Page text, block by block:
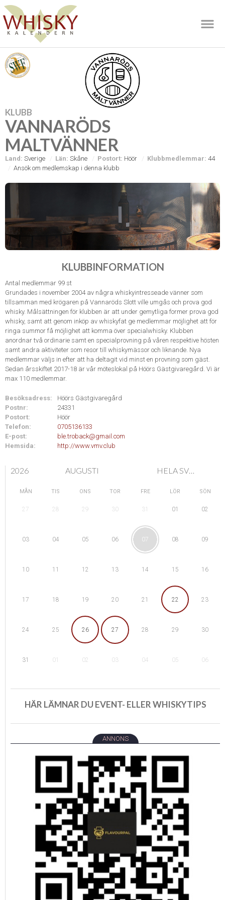
KLUBB
VANNARÖDS
MALTVÄNNER
Land: Sverige Län: Skåne Postort: Höör Klubbmedlemmar: 44
Ansök om medlemskap i denna klubb
KLUBBINFORMATION
Antal medlemmar 99 st
Grundades i november 2004 av några whiskyintresseade vänner som
tillsamman med krögaren på Vannaröds Slott ville umgås och prova god
whisky. Målsättningen för klubben är att under gemytliga former prova god
whisky, samt att genom inköp av whiskyfat ge medlemmar möjlighet att för
ringa summor få möjlighet att komma över specialwhisky. Klubben
anordnar två ordinarie samt en specialprovning på våren respektive hösten
samt andra aktiviteter som resor till whiskymässor och liknande. Nya
medlemmar väljs in efter att ha deltagit vid minst en provning som gäst.
Sedan årsskiftet 2017-18 är vår möteslokal på Höörs Gästgivaregård. Vi är
max 110 medlemmar.
Besöksadress:
Höörs Gästgivaregård
Postnr:
24331
Postort:
Höör
Telefon:
0705136133
E-post:
ble.troback@gmail.com
Hemsida:
http://www.vmv.club
2026 AUGUSTI HELA SVERIGE
MÅN TIS ONS TOR FRE LÖR SÖN
27 28 29 30 31 01 02
03 04 05 06 07 08 09
10 11 12 13 14 15 16
17 18 19 20 21 22 23
24 25 26 27 28 29 30
31 01 02 03 04 05 06
HÄR LÄMNAR DU EVENT- ELLER WHISKYTIPS
ANNONS